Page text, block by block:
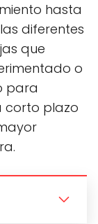
hasta
diferentes
que
o
para
corto plazo